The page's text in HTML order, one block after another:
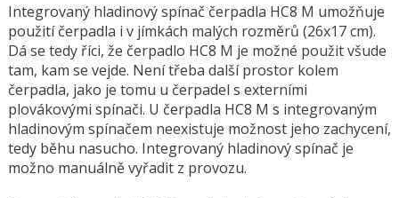
Integrovaný hladinový spínač čerpadla HC8 M umožňuje
použití čerpadla i v jímkách malých rozměrů (26x17 cm).
Dá se tedy říci, že čerpadlo HC8 M je možné použit všude
tam, kam se vejde. Není třeba další prostor kolem
čerpadla, jako je tomu u čerpadel s externími
plovákovými spínači. U čerpadla HC8 M s integrovaným
hladinovým spínačem neexistuje možnost jeho zachycení,
tedy běhu nasucho. Integrovaný hladinový spínač je
možno manuálně vyřadit z provozu.